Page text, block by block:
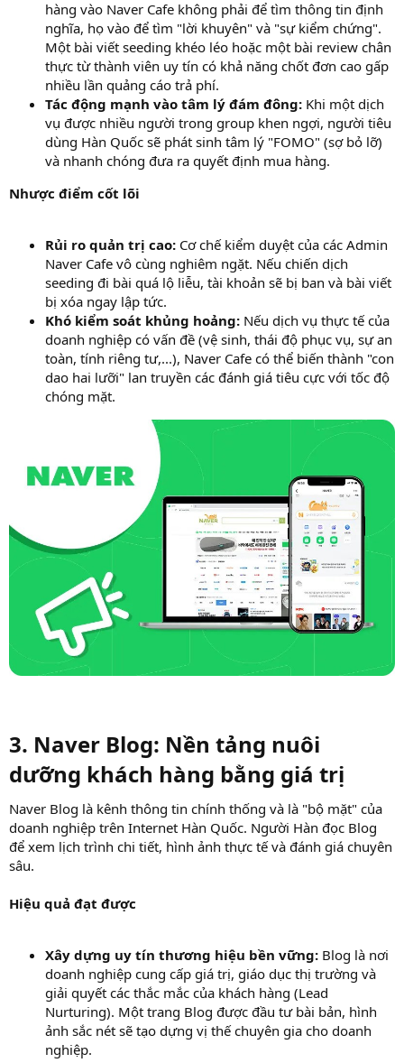
hàng vào Naver Cafe không phải để tìm thông tin định
nghĩa, họ vào để tìm "lời khuyên" và "sự kiểm chứng".
Một bài viết seeding khéo léo hoặc một bài review chân
thực từ thành viên uy tín có khả năng chốt đơn cao gấp
nhiều lần quảng cáo trả phí.
Tác động mạnh vào tâm lý đám đông: Khi một dịch
vụ được nhiều người trong group khen ngợi, người tiêu
dùng Hàn Quốc sẽ phát sinh tâm lý "FOMO" (sợ bỏ lỡ)
và nhanh chóng đưa ra quyết định mua hàng.
Nhược điểm cốt lõi
Rủi ro quản trị cao: Cơ chế kiểm duyệt của các Admin
Naver Cafe vô cùng nghiêm ngặt. Nếu chiến dịch
seeding đi bài quá lộ liễu, tài khoản sẽ bị ban và bài viết
bị xóa ngay lập tức.
Khó kiểm soát khủng hoảng: Nếu dịch vụ thực tế của
doanh nghiệp có vấn đề (vệ sinh, thái độ phục vụ, sự an
toàn, tính riêng tư,...), Naver Cafe có thể biến thành "con
dao hai lưỡi" lan truyền các đánh giá tiêu cực với tốc độ
chóng mặt.
3. Naver Blog: Nền tảng nuôi
dưỡng khách hàng bằng giá trị
Naver Blog là kênh thông tin chính thống và là "bộ mặt" của
doanh nghiệp trên Internet Hàn Quốc. Người Hàn đọc Blog
để xem lịch trình chi tiết, hình ảnh thực tế và đánh giá chuyên
sâu.
Hiệu quả đạt được
Xây dựng uy tín thương hiệu bền vững: Blog là nơi
doanh nghiệp cung cấp giá trị, giáo dục thị trường và
giải quyết các thắc mắc của khách hàng (Lead
Nurturing). Một trang Blog được đầu tư bài bản, hình
ảnh sắc nét sẽ tạo dựng vị thế chuyên gia cho doanh
nghiệp.